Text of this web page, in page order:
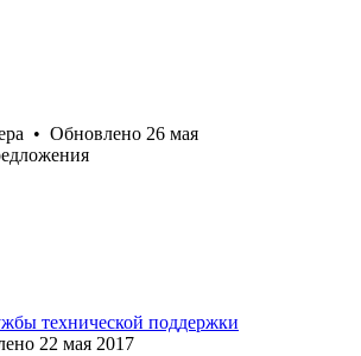
• Обновлено 26 мая
технической поддержки
22 мая 2017